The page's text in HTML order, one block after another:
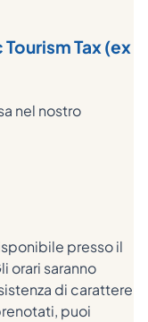
Tax (ex
nel nostro
presso il
orari saranno
di carattere
puoi